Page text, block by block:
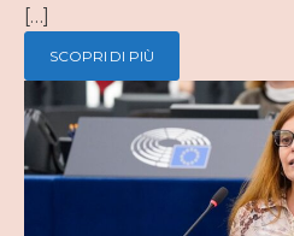
[…]
SCOPRI DI PIÙ